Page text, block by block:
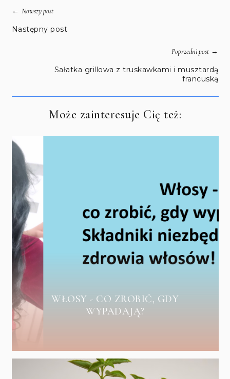
← Nowszy post
Następny post
Poprzedni post→
Sałatka grillowa z truskawkami i musztardą
francuską
Może zainteresuje Cię też:
WŁOSY - CO ZROBIĆ, GDY
WYPADAJĄ?